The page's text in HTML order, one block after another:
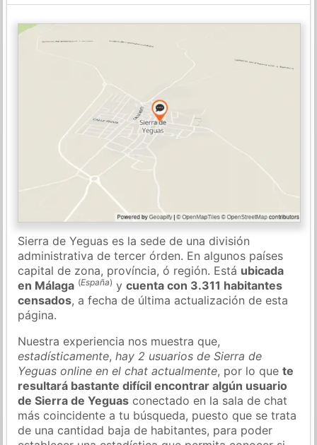
Sierra de Yeguas es la sede de una división
administrativa de tercer órden. En algunos países
capital de zona, província, ó región. Está ubicada
en Málaga (España) ycuenta con 3.311 habitantes
censados, a fecha de última actualización de esta
página.
Nuestra experiencia nos muestra que,
estadísticamente,hay 2 usuarios de Sierra de
Yeguas online en el chat actualmente, por lo quete
resultará bastante difícil encontrar algún usuario
de Sierra de Yeguas conectado en la sala de chat
más coincidente a tu búsqueda, puesto que se trata
de una cantidad baja de habitantes, para poder